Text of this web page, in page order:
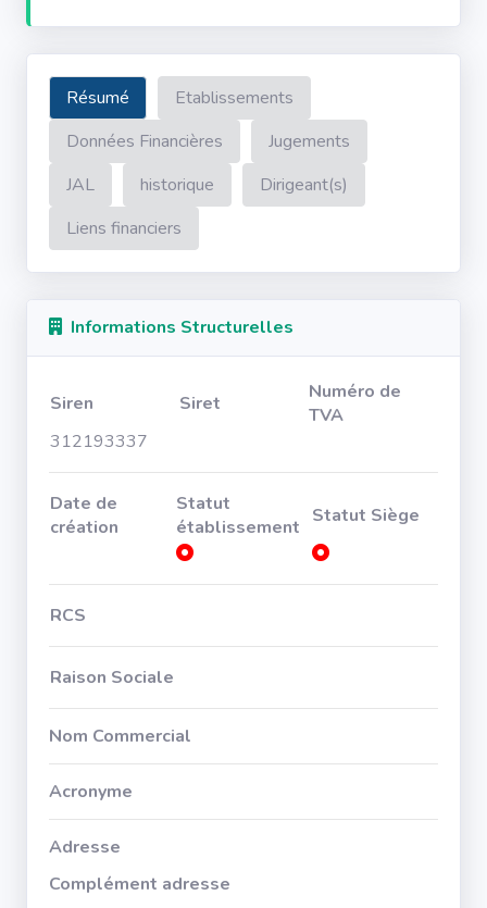
Résumé
Etablissements
Données Financières
Jugements
JAL
historique
Dirigeant(s)
Liens financiers
Informations Structurelles
Siren Siret
Numéro de
TVA
312193337
Date de
création
Statut
établissement Statut Siège
RCS
Raison Sociale
Nom Commercial
Acronyme
Adresse
Complément adresse